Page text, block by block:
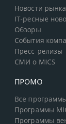
Новости рынка
IT-ресные
Обзоры
События
Пресс-релизы
СМИ о MICS
ПРОМО
Все
Программы
Программы